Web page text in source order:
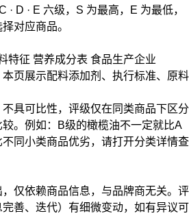
· D · E 六级， S 为最高， E 为最低，
对应商品。
特征 营养成分表 食品生产企业
页展示配料添加剂 、 执行标准、 原料
具可比性，评级仅在 同类商品下区分
。例如：B级的橄榄油不一定就比A
同小类商品优劣，请打开分类详情查
仅依赖商品信息， 与品牌商无关。评
善、迭代）有细微变动，如有异议可